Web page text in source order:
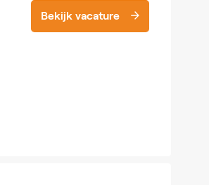
Bekijk vacature